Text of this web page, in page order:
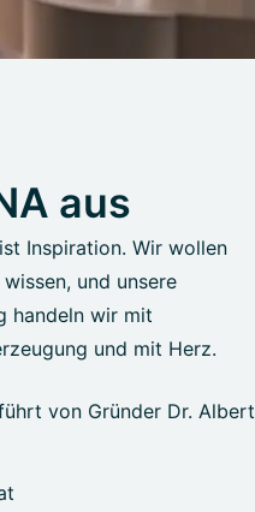
aus
Inspiration. Wir wollen
und unsere
handeln wir mit
und mit Herz.
von Gründer Dr. Albert